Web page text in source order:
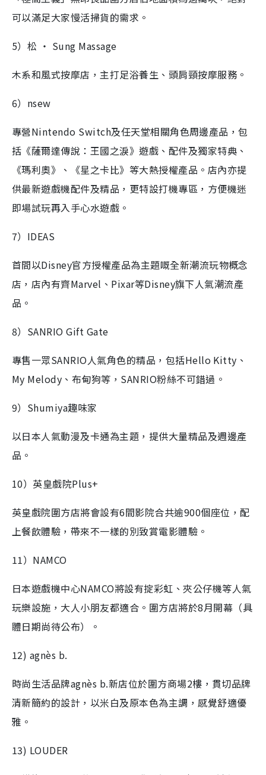
可以滿足大家慢活掃貨的需求。
5）松 ‧ Sung Massage
木系和風式按摩店，主打足浴養生、頭肩頸按摩服務。
6）nsew
專營Nintendo Switch及任天堂相關角色周邊產品，包
括《薩爾達傳說：王國之淚》遊戲、配件及獨家特典、
《瑪利奧》、《星之卡比》等大熱授權產品。店內亦提
供最新遊戲機配件及精品，更特設打機專區，方便機迷
即場試玩再入手心水遊戲。
7）IDEAS
首間以Disney官方授權產品為主題嘅全新潮流玩物概念
店，店內有齊Marvel、Pixar等Disney旗下人氣潮流產
品。
8）SANRIO Gift Gate
專售一眾SANRIO人氣角色的精品，包括Hello Kitty、
My Melody、布甸狗等，SANRIO粉絲不可錯過。
9）Shumiya趣味家
以日本人氣動漫及卡通為主題，提供大量精品及週邊產
品。
10）英皇戲院Plus+
英皇戲院圍方店將會設有6間影院合共逾900個座位，配
上餐飲體驗，帶來不一樣的別致賞電影體驗。
11）NAMCO
日本遊戲機中心NAMCO將設有掟彩虹、夾公仔機等人氣
玩樂設施，大人小朋友都適合。圍方店將於8月開幕（具
體日期尚待公布）。
12) agnès b.
時尚生活品牌agnès b.新店位於圍方商場2樓，貫切品牌
清新簡約的設計，以米白及原本色為主調，感覺舒適優
雅。
13) LOUDER